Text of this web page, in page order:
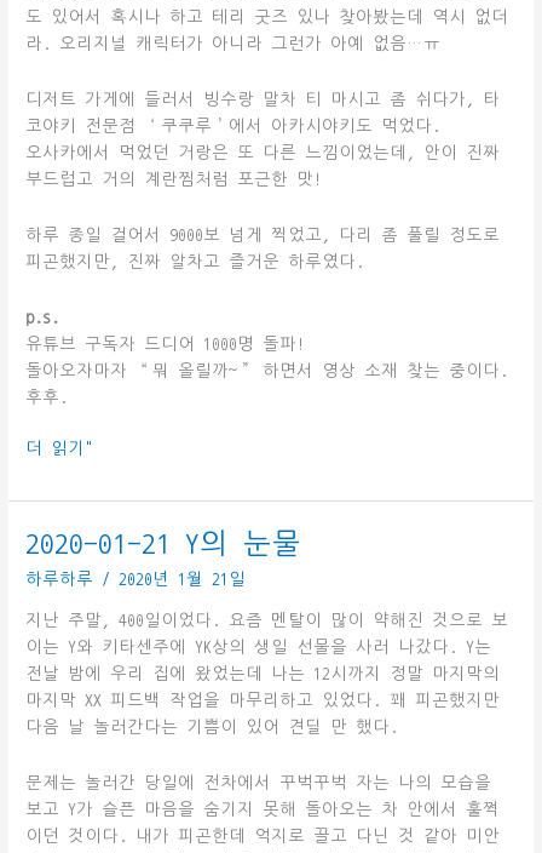
도 있어서 혹시나 하고 테리 굿즈 있나 찾아봤는데 역시 없더
라. 오리지널 캐릭터가 아니라 그런가 아예 없음…ㅠ
디저트 가게에 들러서 빙수랑 말차 티 마시고 좀 쉬다가, 타
코야키 전문점 ‘쿠쿠루’에서 아카시야키도 먹었다.
오사카에서 먹었던 거랑은 또 다른 느낌이었는데, 안이 진짜
부드럽고 거의 계란찜처럼 포근한 맛!
하루 종일 걸어서 9000보 넘게 찍었고, 다리 좀 풀릴 정도로
피곤했지만, 진짜 알차고 즐거운 하루였다.
p.s.
유튜브 구독자 드디어 1000명 돌파!
돌아오자마자 “뭐 올릴까~” 하면서 영상 소재 찾는 중이다.
후후.
2025-
12
랜
만
더 읽기"
2020-01-21 Y의 눈물
하루하루 / 2020년 1월 21일
지난 주말, 400일이었다. 요즘 멘탈이 많이 약해진 것으로 보
이는 Y와 키타센주에 YK상의 생일 선물을 사러 나갔다. Y는
전날 밤에 우리 집에 왔었는데 나는 12시까지 정말 마지막의
마지막 XX 피드백 작업을 마무리하고 있었다. 꽤 피곤했지만
다음 날 놀러간다는 기쁨이 있어 견딜 만 했다.
문제는 놀러간 당일에 전차에서 꾸벅꾸벅 자는 나의 모습을
보고 Y가 슬픈 마음을 숨기지 못해 돌아오는 차 안에서 훌쩍
이던 것이다. 내가 피곤한데 억지로 끌고 다닌 것 같아 미안